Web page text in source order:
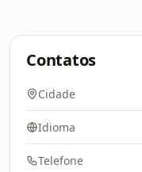
Contatos
Cidade
Idioma
Telefone